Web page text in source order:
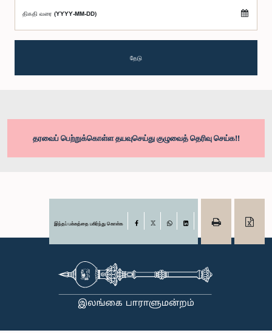
திகதி வரை (YYYY-MM-DD)
தேடு
தரவைப் பெற்றுக்கொள்ள தயவுசெய்து குழுவைத் தெரிவு செய்க!!
இந்தப் பக்கத்தை பகிர்ந்து கொள்க Facebook